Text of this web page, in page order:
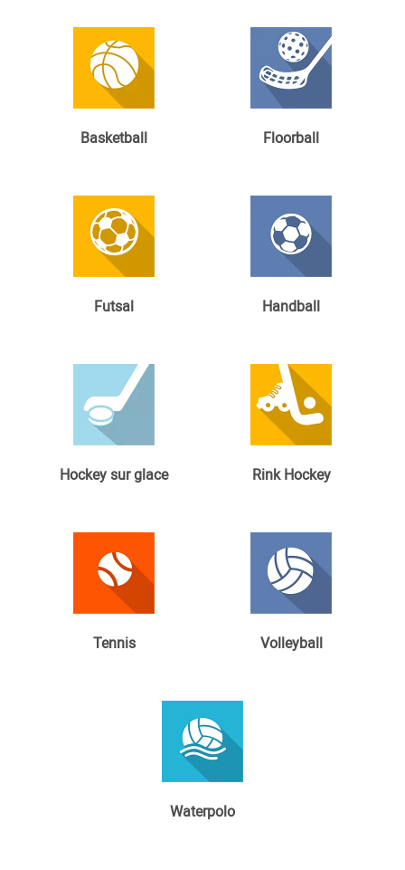
Basketball Floorball
Futsal Handball
Hockey sur glace Rink Hockey
Tennis Volleyball
Waterpolo